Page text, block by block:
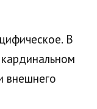
В
внешнего